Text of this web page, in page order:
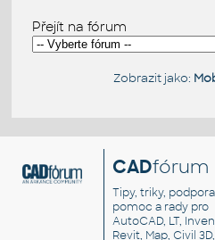
Přejít na fórum
Zobrazit jako:
CADfórum
Tipy, triky,
pomoc a rady pro
AutoCAD, LT,
Revit, Map, Civil